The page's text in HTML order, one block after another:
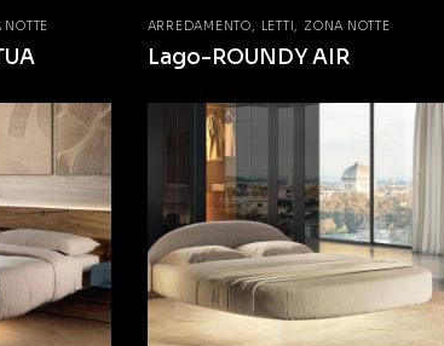
NOTTE ARREDAMENTO LETTI ZONA NOTTE
Lago-ROUNDY AIR